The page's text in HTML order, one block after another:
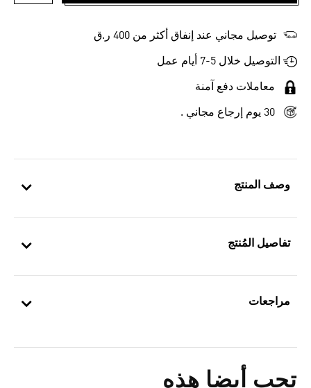
وصف المنتج
تفاصيل المُنتج
مراجعات
تحب أيضا هذه
توصيل مجاني عند إنفاق أكثر من 400 ر.ق
التوصيل خلال 5-7 أيام عمل
معاملات دفع آمنة